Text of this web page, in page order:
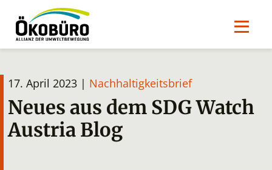
17. April 2023 | Nachhaltigkeitsbrief
Neues aus dem SDG Watch
Austria Blog